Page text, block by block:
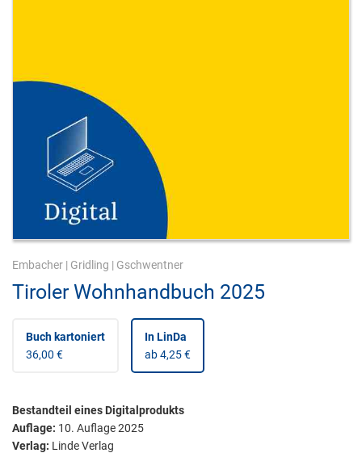
Embacher | Gridling | Gschwentner
Tiroler Wohnhandbuch 2025
Buch kartoniert
36,00 €
In LinDa
ab 4,25 €
Bestandteil eines Digitalprodukts
Auflage: 10. Auflage 2025
Verlag: Linde Verlag